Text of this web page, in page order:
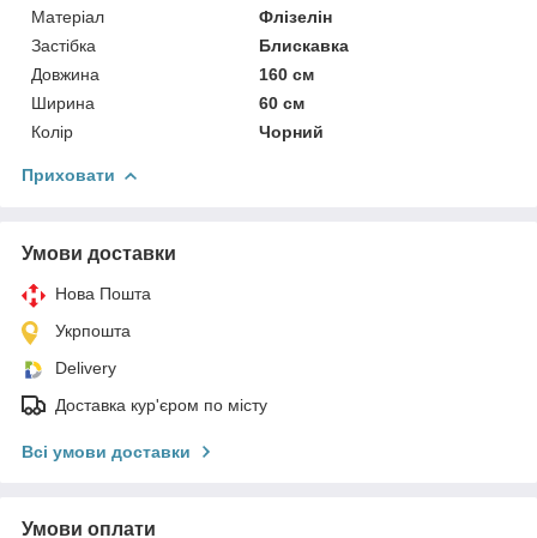
Матеріал
Флізелін
Застібка
Блискавка
Довжина
160 см
Ширина
60 см
Колір
Чорний
Приховати
Умови доставки
Нова Пошта
Укрпошта
Delivery
Доставка кур'єром по місту
Всі умови доставки
Умови оплати